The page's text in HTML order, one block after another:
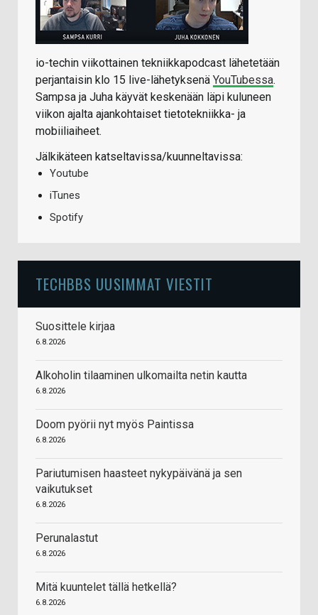
io-techin viikottainen tekniikkapodcast lähetetään
perjantaisin klo 15 live-lähetyksenä YouTubessa.
Sampsa ja Juha käyvät keskenään läpi kuluneen
viikon ajalta ajankohtaiset tietotekniikka- ja
mobiiliaiheet.
Jälkikäteen katseltavissa/kuunneltavissa:
Youtube
iTunes
Spotify
TECHBBS UUSIMMAT VIESTIT
Suosittele kirjaa
6.8.2026
Alkoholin tilaaminen ulkomailta netin kautta
6.8.2026
Doom pyörii nyt myös Paintissa
6.8.2026
Pariutumisen haasteet nykypäivänä ja sen
vaikutukset
6.8.2026
Perunalastut
6.8.2026
Mitä kuuntelet tällä hetkellä?
6.8.2026